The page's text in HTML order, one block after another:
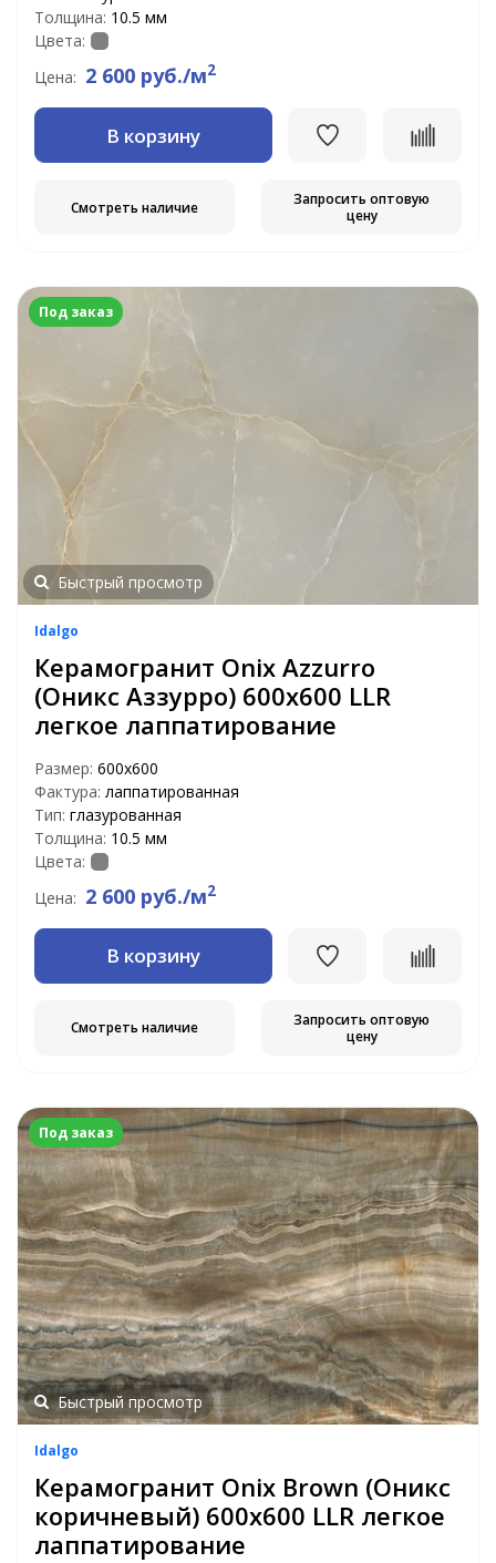
Толщина: 10.5 мм
Цвета:
Цена: 2 600 руб./м2
В корзину
Смотреть наличие
Запросить оптовую
цену
Под заказ
Быстрый просмотр
Idalgo
Керамогранит Onix Azzurro
(Оникс Аззурро) 600x600 LLR
легкое лаппатирование
Размер: 600х600
Фактура: лаппатированная
Тип: глазурованная
Толщина: 10.5 мм
Цвета:
Цена: 2 600 руб./м2
В корзину
Смотреть наличие
Запросить оптовую
цену
Под заказ
Быстрый просмотр
Idalgo
Керамогранит Onix Brown (Оникс
коричневый) 600x600 LLR легкое
лаппатирование